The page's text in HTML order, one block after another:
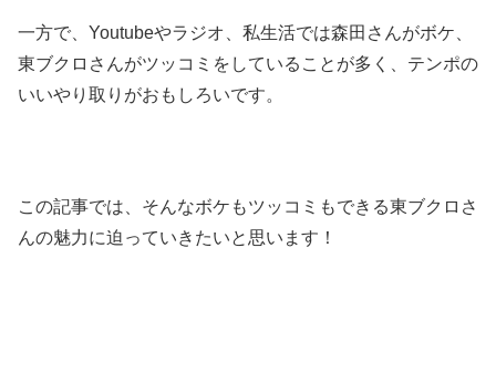
一方で、Youtubeやラジオ、私生活では森田さんがボケ、
東ブクロさんがツッコミをしていることが多く、テンポの
いいやり取りがおもしろいです。
この記事では、そんなボケもツッコミもできる東ブクロさ
んの魅力に迫っていきたいと思います！